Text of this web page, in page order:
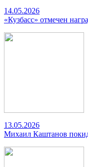
14.05.2026
«Кузбасс» отмечен
13.05.2026
Михаил Каштанов